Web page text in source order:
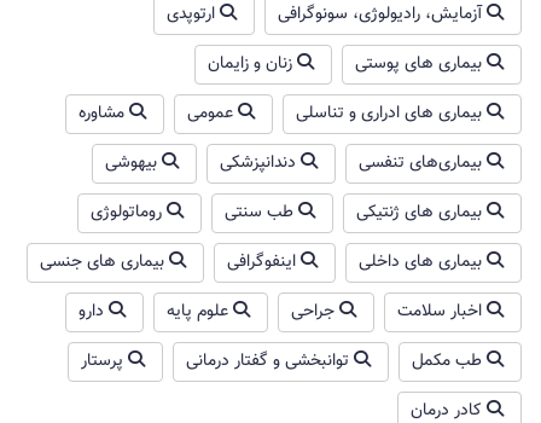
آزمایش، رادیولوژی، سونوگرافی
ارتوپدی
بیماری های پوستی
زنان و زایمان
بیماری های ادراری و تناسلی
عمومی
مشاوره
بیماری‌های تنفسی
دندانپزشکی
بیهوشی
بیماری های ژنتیکی
طب سنتی
روماتولوژی
بیماری های داخلی
اینفوگرافی
بیماری های جنسی
اخبار سلامت
جراحی علوم پایه
دارو
طب مکمل
توانبخشی و گفتار درمانی
پرستار
کادر درمان